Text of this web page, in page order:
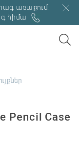
առաքում:
հիմա
Pencil Case